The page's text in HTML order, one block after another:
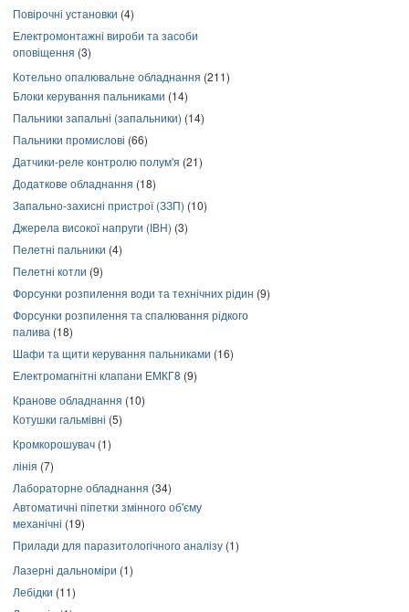
Повірочні установки (4)
Електромонтажні вироби та засоби
оповіщення (3)
Котельно опалювальне обладнання (211)
Блоки керування пальниками (14)
Пальники запальні (запальники) (14)
Пальники промислові (66)
Датчики-реле контролю полум'я (21)
Додаткове обладнання (18)
Запально-захисні пристрої (ЗЗП) (10)
Джерела високої напруги (ІВН) (3)
Пелетні пальники (4)
Пелетні котли (9)
Форсунки розпилення води та технічних рідин (9)
Форсунки розпилення та спалювання рідкого
палива (18)
Шафи та щити керування пальниками (16)
Електромагнітні клапани ЕМКГ8 (9)
Кранове обладнання (10)
Котушки гальмівні (5)
Кромкорошувач (1)
лінія (7)
Лабораторне обладнання (34)
Автоматичні піпетки змінного об'єму
механічні (19)
Прилади для паразитологічного аналізу (1)
Лазерні дальноміри (1)
Лебідки (11)